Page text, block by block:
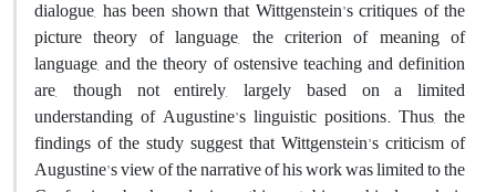
dialogue, has been shown that Wittgenstein's critiques of the
picture theory of language, the criterion of meaning of
language, and the theory of ostensive teaching and definition
are, though not entirely, largely based on a limited
understanding of Augustine's linguistic positions. Thus, the
findings of the study suggest that Wittgenstein's criticism of
Augustine's view of the narrative of his work was limited to the